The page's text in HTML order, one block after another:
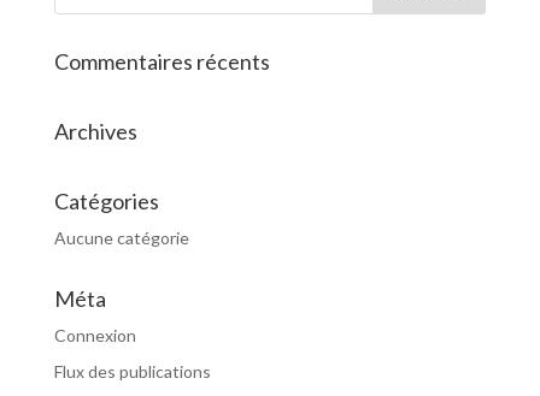
Commentaires récents
Archives
Catégories
Aucune catégorie
Méta
Connexion
Flux des publications